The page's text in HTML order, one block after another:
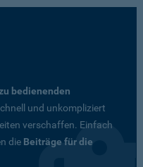
bedienenden
und unkompliziert
verschaffen. Einfach
die Beiträge für die